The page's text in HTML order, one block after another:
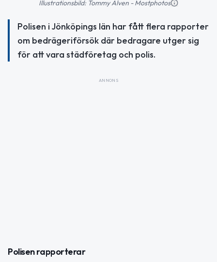
Illustrationsbild: Tommy Alven - Mostphotos
Polisen i Jönköpings län har fått flera rapporter
om bedrägeriförsök där bedragare utger sig
för att vara städföretag och polis.
ANNONS
Polisen rapporterar